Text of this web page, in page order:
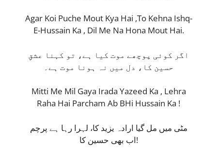
Agar Koi Puche Mout Kya Hai ,To Kehna Ishq-
E-Hussain Ka , Dil Me Na Hona Mout Hai.
اگر کوئی پوچھے موت کیا ہے، تو کہنا عشقِ
حسین کا، دل میں نہ ہونا موت ہے۔
Mitti Me Mil Gaya Irada Yazeed Ka , Lehra
Raha Hai Parcham Ab BHi Hussain Ka !
مٹی میں مل گیا ارادہ یزید کا، لہرا رہا ہے پرچم
اب بھی حسین کا!